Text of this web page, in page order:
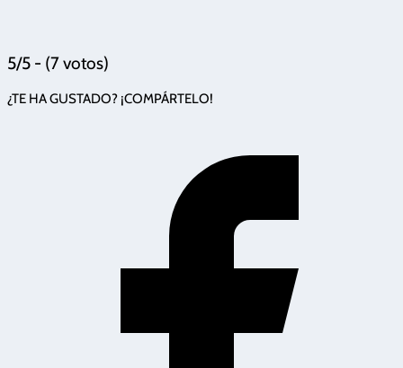
5/5 - (7 votos)
¿TE HA GUSTADO? ¡COMPÁRTELO!